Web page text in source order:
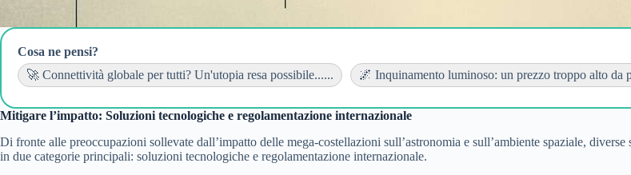
Cosa ne pensi?
🚀 Connettività globale per tutti? Un'utopia resa possibile......
🌌 Inquinamento luminoso: un prezzo troppo alto da
Mitigare l’impatto: Soluzioni tecnologiche e regolamentazione internazionale
Di fronte alle preoccupazioni sollevate dall’impatto delle mega-costellazioni sull’astronomia e sull’ambiente spaziale,
in due categorie principali: soluzioni tecnologiche e regolamentazione internazionale.